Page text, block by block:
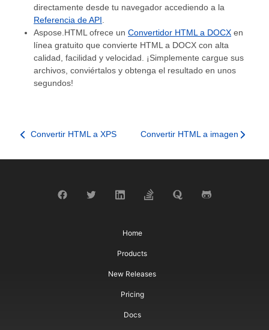
directamente desde tu navegador accediendo a la
Referencia de API
Aspose.HTML ofrece un Convertidor HTML a DOCX en
línea gratuito que convierte HTML a DOCX con alta
calidad, facilidad y velocidad. ¡Simplemente cargue sus
archivos, conviértalos y obtenga el resultado en unos
segundos!
Convertir HTML a XPS Convertir HTML a imagen
Home
Products
New Releases
Pricing
Docs